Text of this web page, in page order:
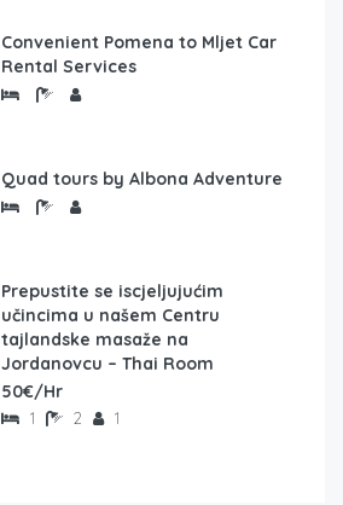
Convenient Pomena to Mljet Car
Rental Services
Quad tours by Albona Adventure
Prepustite se iscjeljujućim
učincima u našem Centru
tajlandske masaže na
Jordanovcu – Thai Room
50€/Hr
1 2 1